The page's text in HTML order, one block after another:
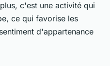
c'est une activité qui
ce qui favorise les
d'appartenance